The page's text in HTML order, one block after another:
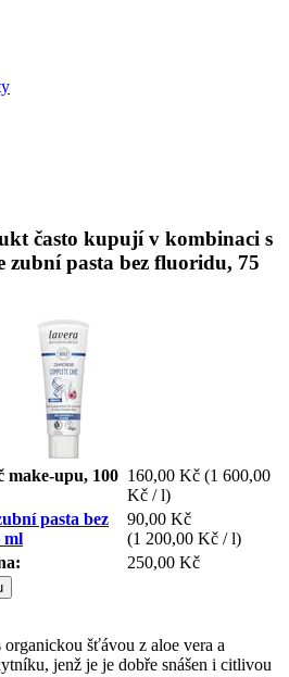
často kupují v kombinaci s
zubní pasta bez fluoridu, 75
make-upu, 100 160,00 Kč (1 600,00
Kč / l)
pasta bez
ml
90,00 Kč
(1 200,00 Kč / l)
250,00 Kč
šťávou z aloe vera a
jenž je je dobře snášen i citlivou